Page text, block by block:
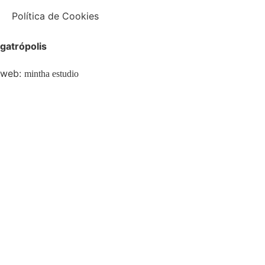
Política de Cookies
gatrópolis
web: mintha estudio